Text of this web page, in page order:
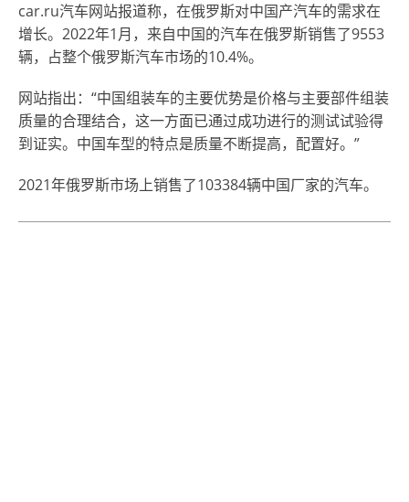
car.ru汽车网站报道称，在俄罗斯对中国产汽车的需求在
增长。2022年1月，来自中国的汽车在俄罗斯销售了9553
辆，占整个俄罗斯汽车市场的10.4%。
网站指出：“中国组装车的主要优势是价格与主要部件组装
质量的合理结合，这一方面已通过成功进行的测试试验得
到证实。中国车型的特点是质量不断提高，配置好。”
2021年俄罗斯市场上销售了103384辆中国厂家的汽车。